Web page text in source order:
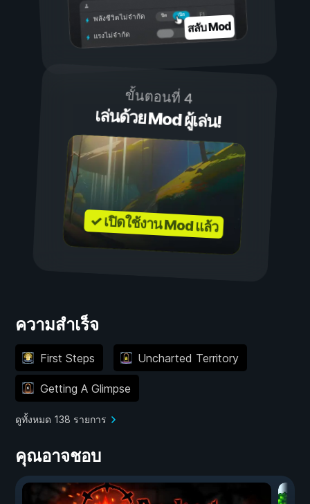
เปิด
ปิด
พลังชีวิตไม่จำกัด
แรงไม่จำกัด สลับ Mod
ขั้นตอนที่ 4
เล่นด้วย Mod ผู้เล่น!
✓ เปิดใช้งาน Mod แล้ว
ความสำเร็จ
First Steps Uncharted Territory
Getting A Glimpse
ดูทั้งหมด 138 รายการ
คุณอาจชอบ